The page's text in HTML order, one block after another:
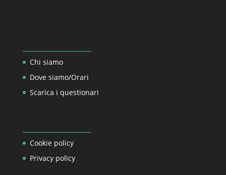
Chi siamo
Dove siamo/Orari
Scarica i questionari
Cookie policy
Privacy policy